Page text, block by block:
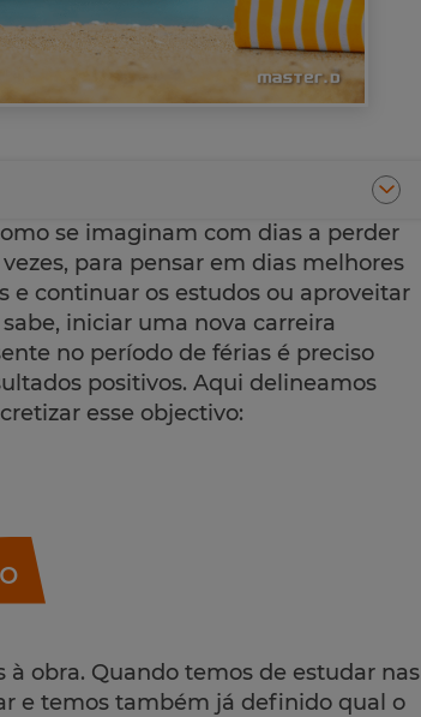
se imaginam com dias a perder
para pensar em dias melhores
e continuar os estudos ou aproveitar
iniciar uma nova carreira
no período de férias é preciso
positivos. Aqui delineamos
esse objectivo:
obra. Quando temos de estudar nas
e temos também já definido qual o